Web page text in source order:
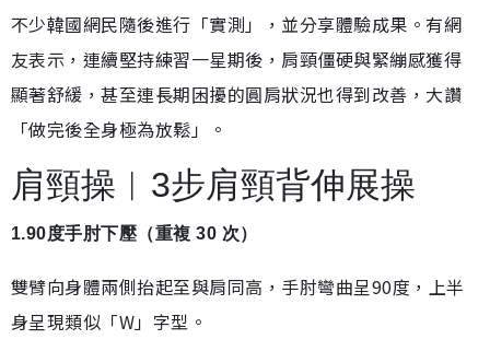
不少韓國網民隨後進行「實測」，並分享體驗成果。有網
友表示，連續堅持練習一星期後，肩頸僵硬與緊繃感獲得
顯著舒緩，甚至連長期困擾的圓肩狀況也得到改善，大讚
「做完後全身極為放鬆」。
肩頸操︱3步肩頸背伸展操
1.90度手肘下壓（重複 30 次）
雙臂向身體兩側抬起至與肩同高，手肘彎曲呈90度，上半
身呈現類似「W」字型。